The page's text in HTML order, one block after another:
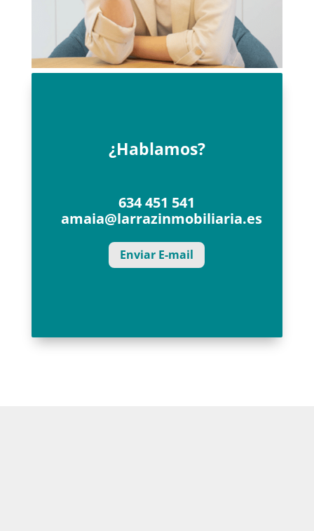
¿Hablamos?
634 451 541
amaia@larrazinmobiliaria.es
Enviar E-mail